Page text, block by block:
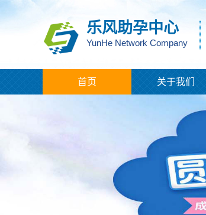
乐风助孕中心
YunHe Network Company
首页 关于我们